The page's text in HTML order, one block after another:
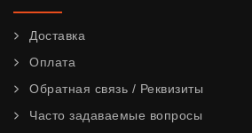
Доставка
Оплата
Обратная связь / Реквизиты
Часто задаваемые вопросы